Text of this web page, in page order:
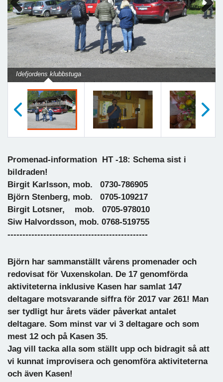
Idefjordens klubbstuga
Previous Next
Promenad-information HT -18: Schema sist i
bildraden!
Birgit Karlsson, mob. 0730-786905
Björn Stenberg, mob. 0705-109217
Birgit Lotsner, mob. 0705-978010
Siw Halvordsson, mob. 0768-519755
-----------------------------------------------
Björn har sammanställt vårens promenader och
redovisat för Vuxenskolan. De 17 genomförda
aktiviteterna inklusive Kasen har samlat 147
deltagare motsvarande siffra för 2017 var 261! Man
ser tydligt hur årets väder påverkat antalet
deltagare. Som minst var vi 3 deltagare och som
mest 12 och på Kasen 35.
Jag vill tacka alla som ställt upp och bidragit så att
vi kunnat improvisera och genomföra aktiviteterna
och även Kasen!